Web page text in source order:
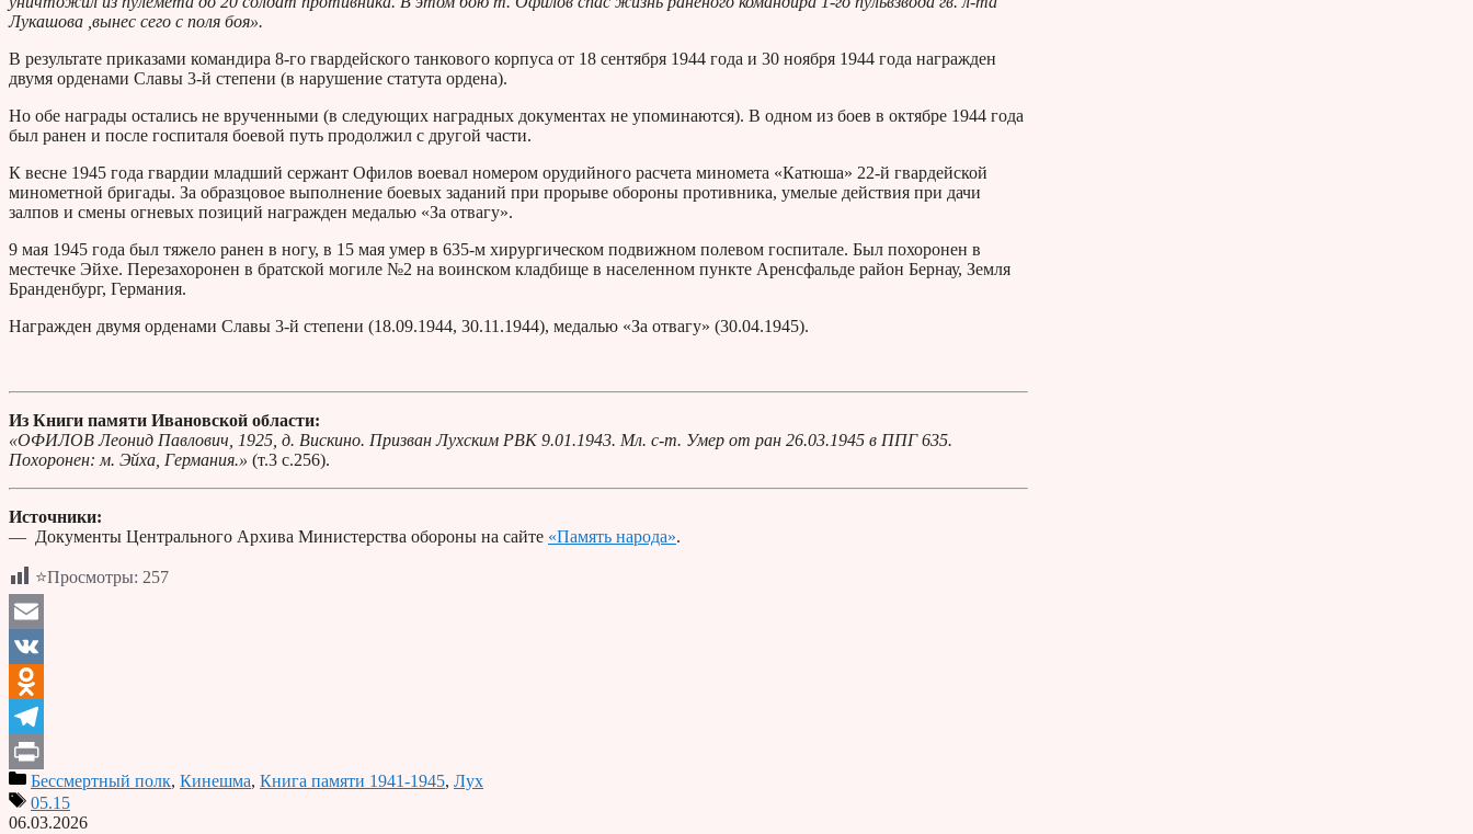
Лукашова ,вынес сего с поля боя».
В результате приказами командира 8-го гвардейского танкового корпуса от 18 сентября 1944 года и 30 ноября 1944 года награжден
двумя орденами Славы 3-й степени (в нарушение статута ордена).
Но обе награды остались не врученными (в следующих наградных документах не упоминаются). В одном из боев в октябре 1944 года
был ранен и после госпиталя боевой путь продолжил с другой части.
К весне 1945 года гвардии младший сержант Офилов воевал номером орудийного расчета миномета «Катюша» 22-й гвардейской
минометной бригады. За образцовое выполнение боевых заданий при прорыве обороны противника, умелые действия при дачи
залпов и смены огневых позиций награжден медалью «За отвагу».
9 мая 1945 года был тяжело ранен в ногу, в 15 мая умер в 635-м хирургическом подвижном полевом госпитале. Был похоронен в
местечке Эйхе. Перезахоронен в братской могиле №2 на воинском кладбище в населенном пункте Аренсфальде район Бернау, Земля
Бранденбург, Германия.
Награжден двумя орденами Славы 3-й степени (18.09.1944, 30.11.1944), медалью «За отвагу» (30.04.1945).
Из Книги памяти Ивановской области:
«ОФИЛОВ Леонид Павлович, 1925, д. Вискино. Призван Лухским РВК 9.01.1943. Мл. с-т. Умер от ран 26.03.1945 в ППГ 635.
Похоронен: м. Эйха, Германия.» (т.3 с.256).
Источники:
— Документы Центрального Архива Министерства обороны на сайте «Память народа».
⭐Просмотры: 257
Email
VK
Odnoklassniki
Telegram
PrintБессмертный полк, Кинешма, Книга памяти 1941-1945, Лух
05.15
06.03.2026